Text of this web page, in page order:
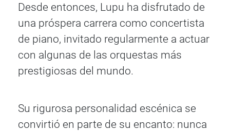
Desde entonces, Lupu ha disfrutado de
una próspera carrera como concertista
de piano, invitado regularmente a actuar
con algunas de las orquestas más
prestigiosas del mundo.
Su rigurosa personalidad escénica se
convirtió en parte de su encanto: nunca